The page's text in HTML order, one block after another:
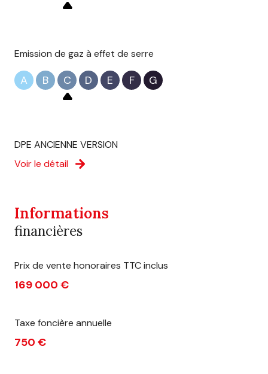
Emission de gaz à effet de serre
A B C D E F G
DPE ANCIENNE VERSION
Voir le détail
Informations
financières
Prix de vente honoraires TTC inclus
169 000 €
Taxe foncière annuelle
750 €